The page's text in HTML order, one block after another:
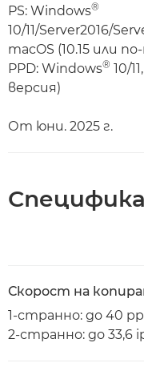
PS: Windows®
10/11/Server2016/
macOS (10.15 или
PPD: Windows® 10/
версия)
От юни. 2025 г.
Скорост на
1-странно: до 40
2-странно: до 33,6